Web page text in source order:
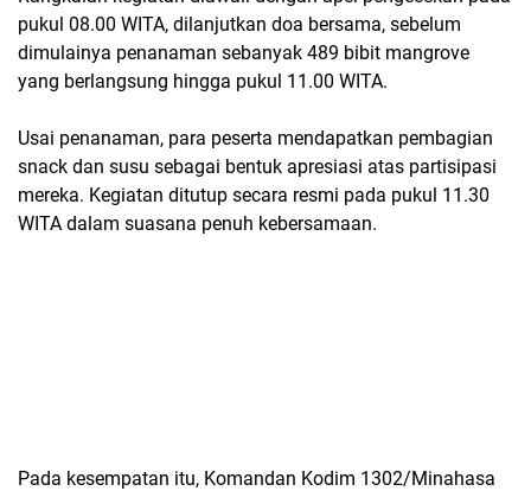
pukul 08.00 WITA, dilanjutkan doa bersama, sebelum
dimulainya penanaman sebanyak 489 bibit mangrove
yang berlangsung hingga pukul 11.00 WITA.
Usai penanaman, para peserta mendapatkan pembagian
snack dan susu sebagai bentuk apresiasi atas partisipasi
mereka. Kegiatan ditutup secara resmi pada pukul 11.30
WITA dalam suasana penuh kebersamaan.
Pada kesempatan itu, Komandan Kodim 1302/Minahasa